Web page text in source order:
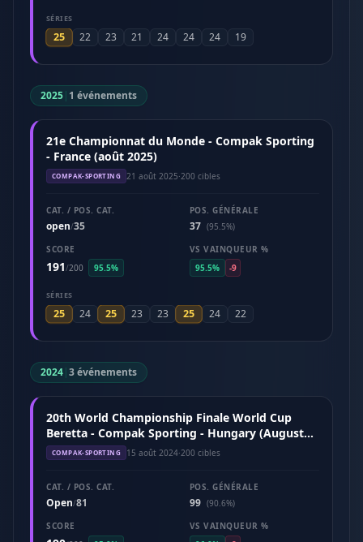
SÉRIES
25 22 23 21 24 24 24 19
2025| 1 événements
21e Championnat du Monde - Compak Sporting
- France (août 2025)
COMPAK-SPORTING 21 août 2025·200 cibles
CAT. / POS. CAT.
open/35
POS. GÉNÉRALE
37 (95.5%)
SCORE
191/200 95.5%
VS VAINQUEUR %
95.5%
-9
SÉRIES
25 24 25 23 23 25 24 22
2024|3 événements
20th World Championship Finale World Cup
Beretta - Compak Sporting - Hungary (August
2024)
COMPAK-SPORTING 15 août 2024·200 cibles
CAT. / POS. CAT.
Open/81
POS. GÉNÉRALE
99 (90.6%)
SCORE
VS VAINQUEUR %